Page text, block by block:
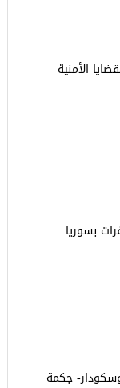
الأمنية
جكمة